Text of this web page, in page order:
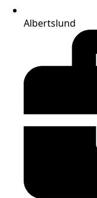
Albertslund